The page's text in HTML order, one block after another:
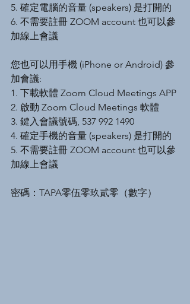
5. 確定電腦的音量 (speakers) 是打開的
6. 不需要註冊 ZOOM account 也可以參
加線上會議
您也可以用手機 (iPhone or Android) 參
加會議:
1. 下載軟體 Zoom Cloud Meetings APP
2. 啟動 Zoom Cloud Meetings 軟體
3. 鍵入會議號碼, 537 992 1490
4. 確定手機的音量 (speakers) 是打開的
5. 不需要註冊 ZOOM account 也可以參
加線上會議
密碼：TAPA零伍零玖貳零（數字）